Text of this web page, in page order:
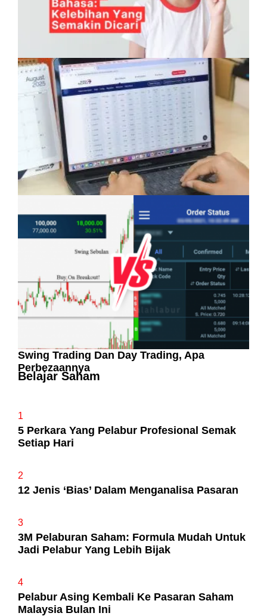
Anak Mampu Menguasai Dua atau Tiga
Bahasa: Kelebihan Yang Semakin Dicari
Pelaburan Saham Bukan Untuk Mereka Yang
Suka ‘Stress’
Swing Trading Dan Day Trading, Apa
Perbezaannya
Belajar Saham
1
5 Perkara Yang Pelabur Profesional Semak
Setiap Hari
2
12 Jenis ‘Bias’ Dalam Menganalisa Pasaran
3
3M Pelaburan Saham: Formula Mudah Untuk
Jadi Pelabur Yang Lebih Bijak
4
Pelabur Asing Kembali Ke Pasaran Saham
Malaysia Bulan Ini